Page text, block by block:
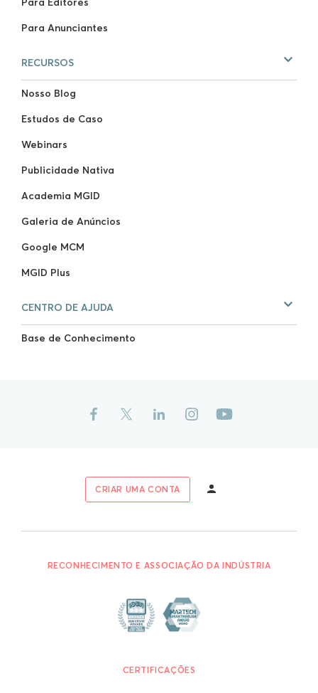
Para Anunciantes
RECURSOS
Nosso Blog
Estudos de Caso
Webinars
Publicidade Nativa
Academia MGID
Galeria de Anúncios
Google MCM
MGID Plus
CENTRO DE AJUDA
Base de Conhecimento
CRIAR UMA CONTA
RECONHECIMENTO E ASSOCIAÇÃO DA INDÚSTRIA
CERTIFICAÇÕES